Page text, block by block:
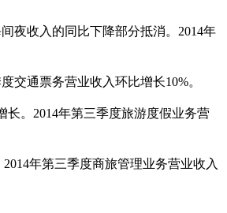
夜收入的同比下降部分抵消。 2014年
交通票务营业收入环比增长10%。
长。 2014年第三季度旅游度假业务营
2014年第三季度商旅管理业务营业收入